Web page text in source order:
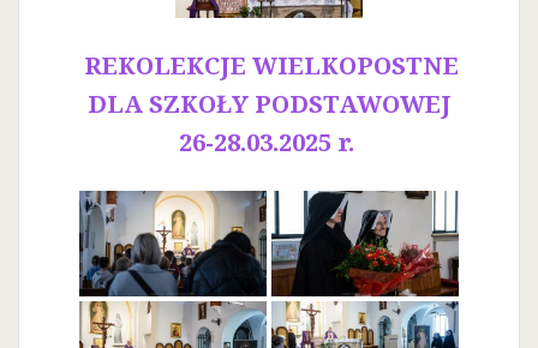
REKOLEKCJE WIELKOPOSTNE
DLA SZKOŁY PODSTAWOWEJ
26-28.03.2025 r.